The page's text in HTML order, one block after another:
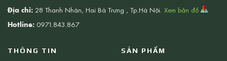
Địa chỉ: 28 Thanh Nhàn, Hai Bà Trưng , Tp.Hà Nội. Xem bản đồ
Hotline: 0971.843.867
THÔNG TIN SẢN PHẨM